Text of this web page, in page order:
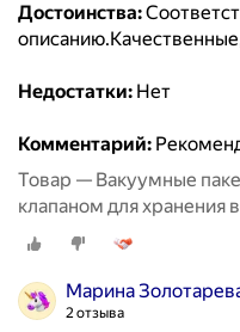
Достоинства:
Недостатки: Нет
Комментарий:
Товар — Вакуумные
клапаном для хранения
штуки
Марина
2 отзыва